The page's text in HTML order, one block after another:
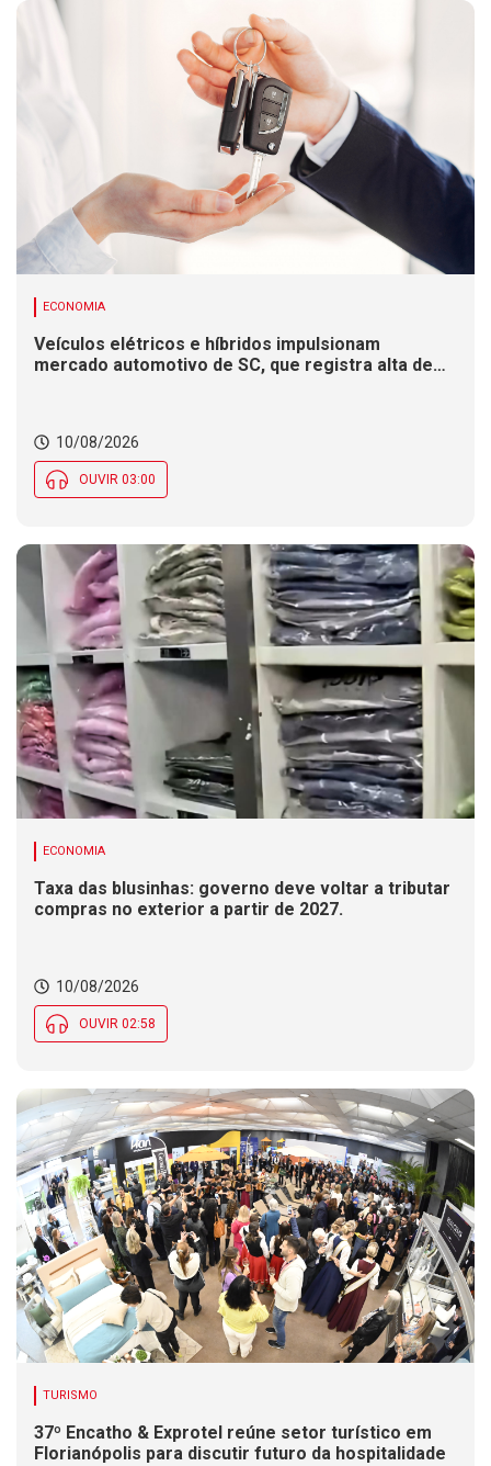
ECONOMIA
Veículos elétricos e híbridos impulsionam
mercado automotivo de SC, que registra alta de
10/08/2026
OUVIR 03:00
ECONOMIA
Taxa das blusinhas: governo deve voltar a tributar
compras no exterior a partir de 2027.
10/08/2026
OUVIR 02:58
TURISMO
37º Encatho & Exprotel reúne setor turístico em
Florianópolis para discutir futuro da hospitalidade